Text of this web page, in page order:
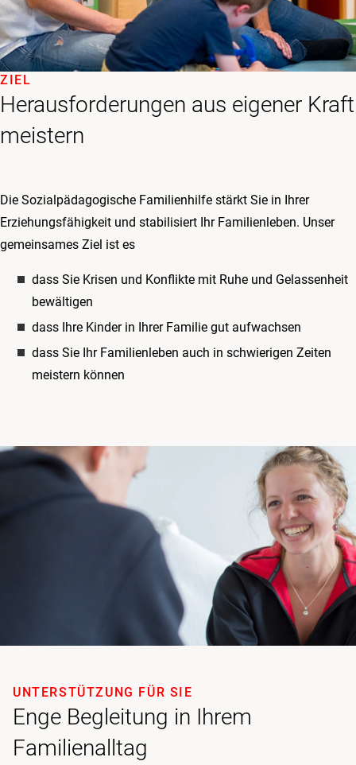
Herausforderungen aus eigener Kraft
meistern
ZIEL
Die Sozialpädagogische Familienhilfe stärkt Sie in Ihrer
Erziehungsfähigkeit und stabilisiert Ihr Familienleben. Unser
gemeinsames Ziel ist es
dass Sie Krisen und Konflikte mit Ruhe und Gelassenheit
bewältigen
dass Ihre Kinder in Ihrer Familie gut aufwachsen
dass Sie Ihr Familienleben auch in schwierigen Zeiten
meistern können
Enge Begleitung in Ihrem
Familienalltag
UNTERSTÜTZUNG FÜR SIE